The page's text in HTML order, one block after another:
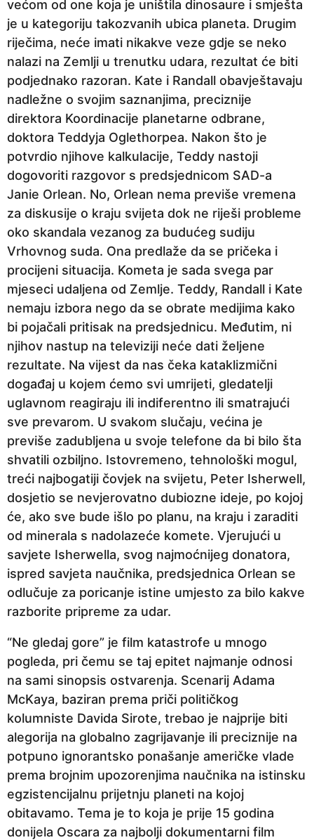
većom od one koja je uništila dinosaure i smješta
je u kategoriju takozvanih ubica planeta. Drugim
riječima, neće imati nikakve veze gdje se neko
nalazi na Zemlji u trenutku udara, rezultat će biti
podjednako razoran. Kate i Randall obavještavaju
nadležne o svojim saznanjima, preciznije
direktora Koordinacije planetarne odbrane,
doktora Teddyja Oglethorpea. Nakon što je
potvrdio njihove kalkulacije, Teddy nastoji
dogovoriti razgovor s predsjednicom SAD-a
Janie Orlean. No, Orlean nema previše vremena
za diskusije o kraju svijeta dok ne riješi probleme
oko skandala vezanog za budućeg sudiju
Vrhovnog suda. Ona predlaže da se pričeka i
procijeni situacija. Kometa je sada svega par
mjeseci udaljena od Zemlje. Teddy, Randall i Kate
nemaju izbora nego da se obrate medijima kako
bi pojačali pritisak na predsjednicu. Međutim, ni
njihov nastup na televiziji neće dati željene
rezultate. Na vijest da nas čeka kataklizmični
događaj u kojem ćemo svi umrijeti, gledatelji
uglavnom reagiraju ili indiferentno ili smatrajući
sve prevarom. U svakom slučaju, većina je
previše zadubljena u svoje telefone da bi bilo šta
shvatili ozbiljno. Istovremeno, tehnološki mogul,
treći najbogatiji čovjek na svijetu, Peter Isherwell,
dosjetio se nevjerovatno dubiozne ideje, po kojoj
će, ako sve bude išlo po planu, na kraju i zaraditi
od minerala s nadolazeće komete. Vjerujući u
savjete Isherwella, svog najmoćnijeg donatora,
ispred savjeta naučnika, predsjednica Orlean se
odlučuje za poricanje istine umjesto za bilo kakve
razborite pripreme za udar.
“Ne gledaj gore” je film katastrofe u mnogo
pogleda, pri čemu se taj epitet najmanje odnosi
na sami sinopsis ostvarenja. Scenarij Adama
McKaya, baziran prema priči političkog
kolumniste Davida Sirote, trebao je najprije biti
alegorija na globalno zagrijavanje ili preciznije na
potpuno ignorantsko ponašanje američke vlade
prema brojnim upozorenjima naučnika na istinsku
egzistencijalnu prijetnju planeti na kojoj
obitavamo. Tema je to koja je prije 15 godina
donijela Oscara za najbolji dokumentarni film